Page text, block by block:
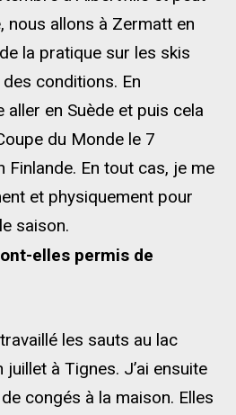
nous allons à Zermatt en
la pratique sur les skis
conditions. En
aller en Suède et puis cela
du Monde le 7
Finlande. En tout cas, je me
et physiquement pour
saison.
elles permis de
les sauts au lac
à Tignes. J’ai ensuite
congés à la maison. Elles